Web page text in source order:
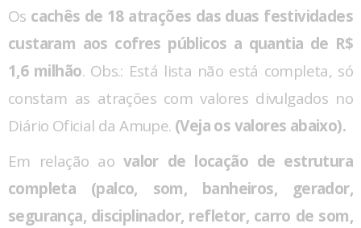
Os cachês de 18 atrações das duas festividades
custaram aos cofres públicos a quantia de R$
1,6 milhão. Obs.: Está lista não está completa, só
constam as atrações com valores divulgados no
Diário Oficial da Amupe. (Veja os valores abaixo).
Em relação ao valor de locação de estrutura
completa (palco, som, banheiros, gerador,
segurança, disciplinador, refletor, carro de som,